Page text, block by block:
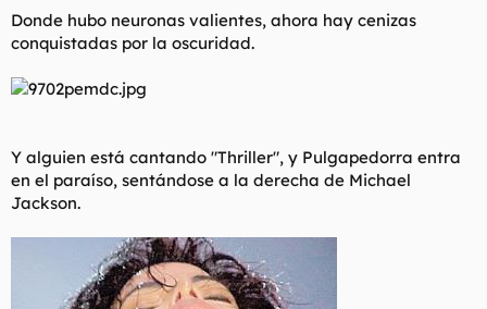
Donde hubo neuronas valientes, ahora hay cenizas
conquistadas por la oscuridad.
Y alguien está cantando "Thriller", y Pulgapedorra entra
en el paraíso, sentándose a la derecha de Michael
Jackson.